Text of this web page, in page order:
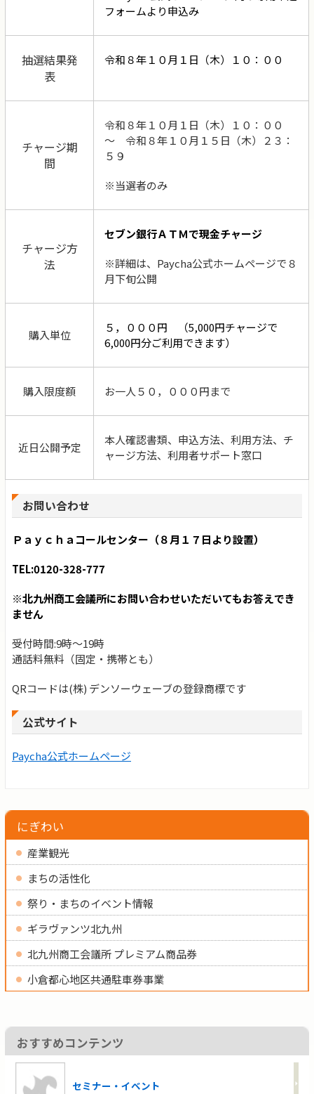
フォームより申込み
抽選結果発
表
令和８年１０月１日（木）１０：００
チャージ期
間
令和８年１０月１日（木）１０：００
～ 令和８年１０月１５日（木）２３：
５９
※当選者のみ
チャージ方
法
セブン銀行ＡＴＭで現金チャージ
※詳細は、 Paycha公式ホームページで８
月下旬公開
購入単位
５，０００円
（5,000円チャージで
6,000円分ご利用できます）
購入限度額 お一人５０，０００円まで
近日公開予定
本人確認書類、申込方法、利用方法、チ
ャージ方法、利用者サポート窓口
お問い合わせ
Ｐａｙｃｈａコールセンター（８月１７日より設置）
TEL:0120-328-777
※北九州商工会議所にお問い合わせいただいてもお答えでき
ません
受付時間:9時〜19時
通話料無料（固定・携帯とも）
QRコードは(株) デンソーウェーブの登録商標です
公式サイト
Paycha公式ホームページ
にぎわい
産業観光
まちの活性化
祭り・まちのイベント情報
ギラヴァンツ北九州
北九州商工会議所 プレミアム商品券
小倉都心地区共通駐車券事業
おすすめコンテンツ
セミナー・イベント